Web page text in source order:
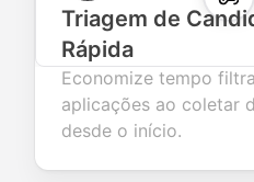
Triagem de
Rápida
Economize tempo
aplicações ao coletar
desde o início.